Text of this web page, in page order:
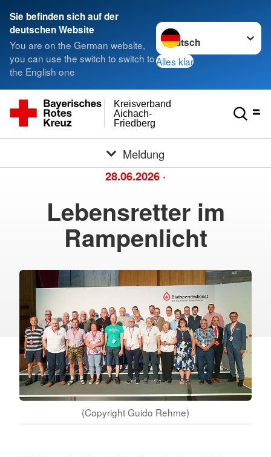
Sie befinden sich auf der
deutschen Website
You are on the German website,
you can use the switch to switch to
the English one
Sprache wechseln zu
Alles klar
Friedberg
Aichach-
Kreisverband
Meldung
28.06.2026 ·
Lebensretter im
Rampenlicht
(Copyright Guido Rehme)